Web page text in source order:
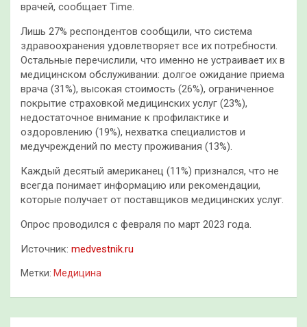
врачей, сообщает Time.
Лишь 27% респондентов сообщили, что система
здравоохранения удовлетворяет все их потребности.
Остальные перечислили, что именно не устраивает их в
медицинском обслуживании: долгое ожидание приема
врача (31%), высокая стоимость (26%), ограниченное
покрытие страховкой медицинских услуг (23%),
недостаточное внимание к профилактике и
оздоровлению (19%), нехватка специалистов и
медучреждений по месту проживания (13%).
Каждый десятый американец (11%) признался, что не
всегда понимает информацию или рекомендации,
которые получает от поставщиков медицинских услуг.
Опрос проводился с февраля по март 2023 года.
Источник: medvestnik.ru
Метки: Медицина